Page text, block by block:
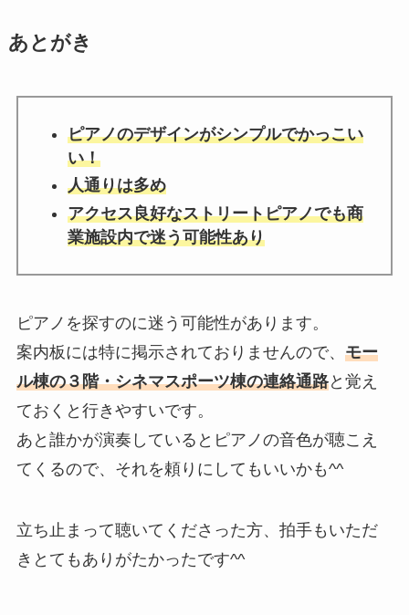
あとがき
ピアノのデザインがシンプルでかっこい
い！
人通りは多め
アクセス良好なストリートピアノでも商
業施設内で迷う可能性あり
ピアノを探すのに迷う可能性があります。
案内板には特に掲示されておりませんので、 モー
ル棟の３階・シネマスポーツ棟の連絡通路と覚え
ておくと行きやすいです。
あと誰かが演奏しているとピアノの音色が聴こえ
てくるので、それを頼りにしてもいいかも^^
立ち止まって聴いてくださった方、拍手もいただ
きとてもありがたかったです^^